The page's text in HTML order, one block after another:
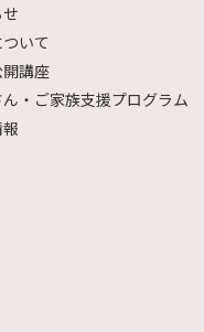
いて
講座
・ご家族支援プログラム